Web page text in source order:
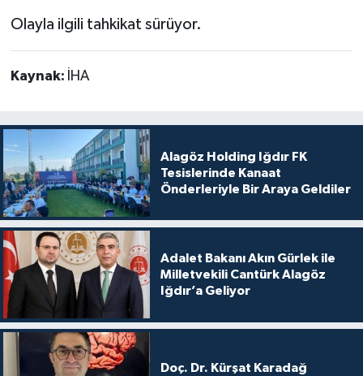
Olayla ilgili tahkikat sürüyor.
Kaynak: İHA
Alagöz Holding Iğdır FK
Tesislerinde Kanaat
Önderleriyle Bir Araya Geldiler
Adalet Bakanı Akın Gürlek ile
Milletvekili Cantürk Alagöz
Iğdır’a Geliyor
Doç. Dr. Kürşat Karadağ